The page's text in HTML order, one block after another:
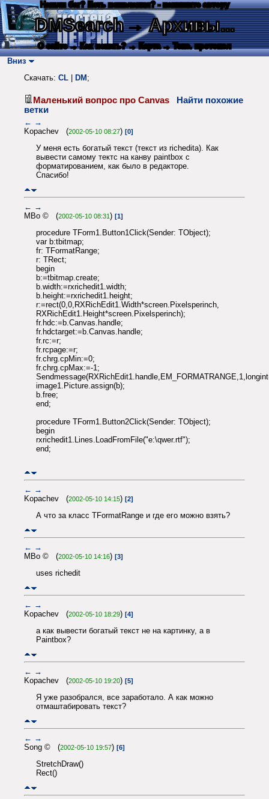
Нашли баг? Есть пожелания? - напишите автору
DMSearch→ Архивы...
О сайте → Как искать? → Карта → Текс. протокол
Вниз
Скачать: CL DM ;
Маленький вопрос про Canvas
Найти похожие
ветки
← →
Kopachev (2002-05-10 08:27) [0]
У меня есть богатый текст (текст из richedita). Как
вывести самому тектс на канву paintbox с
форматированием, как было в редакторе.
Спасибо!
← →
MBo © (2002-05-10 08:31) [1]
procedure TForm1.Button1Click(Sender: TObject);
var b:tbitmap;
fr: TFormatRange;
r: TRect;
begin
b:=tbitmap.create;
b.width:=rxrichedit1.width;
b.height:=rxrichedit1.height;
r:=rect(0,0,RXRichEdit1.Width*screen.Pixelsperinch,
RXRichEdit1.Height*screen.Pixelsperinch);
fr.hdc:=b.Canvas.handle;
fr.hdctarget:=b.Canvas.handle;
fr.rc:=r;
fr.rcpage:=r;
fr.chrg.cpMin:=0;
fr.chrg.cpMax:=-1;
image1.Picture.assign(b);
b.free;
end;
procedure TForm1.Button2Click(Sender: TObject);
begin
rxrichedit1.Lines.LoadFromFile("e:\qwer.rtf");
end;
← →
Kopachev (2002-05-10 14:15) [2]
А что за класс TFormatRange и где его можно взять?
← →
MBo © (2002-05-10 14:16) [3]
uses richedit
← →
Kopachev (2002-05-10 18:29) [4]
а как вывести богатый текст не на картинку, а в
Paintbox?
← →
Kopachev (2002-05-10 19:20) [5]
Я уже разобрался, все заработало. А как можно
отмаштабировать текст?
← →
Song © (2002-05-10 19:57) [6]
StretchDraw()
Rect()